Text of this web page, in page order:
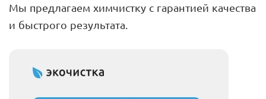
Мы предлагаем химчистку с гарантией качества
и быстрого результата.